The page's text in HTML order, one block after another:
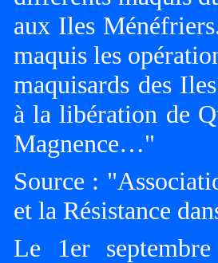
aux Iles
maquis les
maquisards des
à la libération de
Magnence…"
Source :
et la Résistance
Le 1er